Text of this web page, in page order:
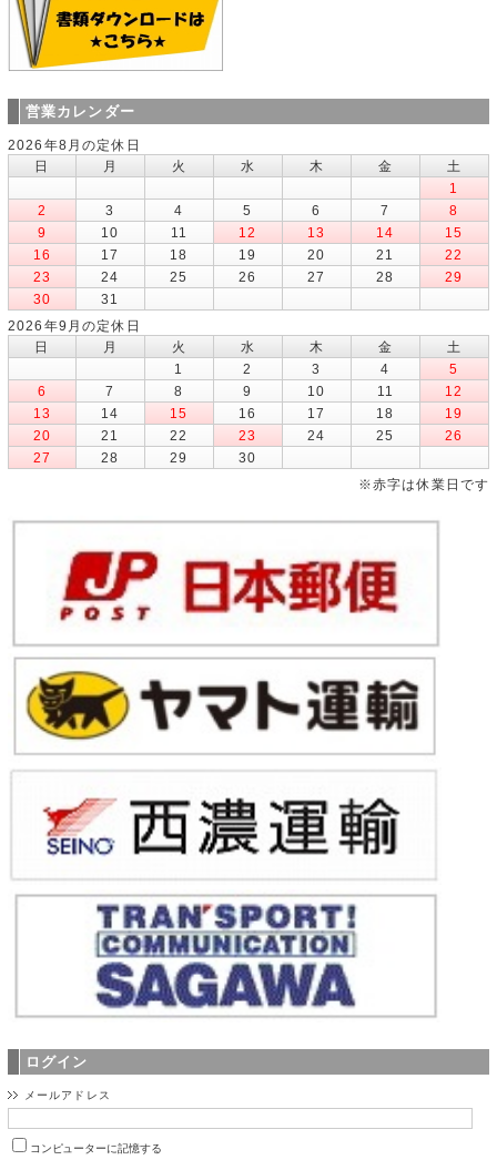
営業カレンダー
2026年8月の定休日
日
月 火 水 木 金
土
1
2
3 4 5 6 7
8
9
10 11 12 13 14
15
16
17 18 19 20 21
22
23
24 25 26 27 28
29
30
31
2026年9月の定休日
日
月 火 水 木 金
土
1
2 3 4
5
6
7 8 9 10 11
12
13
14 15 16 17 18
19
20
21 22 23 24 25
26
27
28 29
30
※赤字は休業日です
ログイン
メールアドレス
コンピューターに記憶する